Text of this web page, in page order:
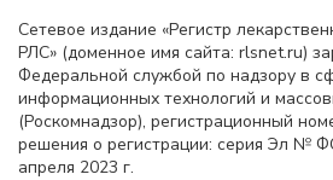
Сетевое издание «Регистр
РЛС» (доменное имя сайта: rlsnet.ru)
Федеральной службой по надзору в
информационных технологий и
(Роскомнадзор), регистрационный
решения о регистрации: серия Эл №
апреля 2023 г.